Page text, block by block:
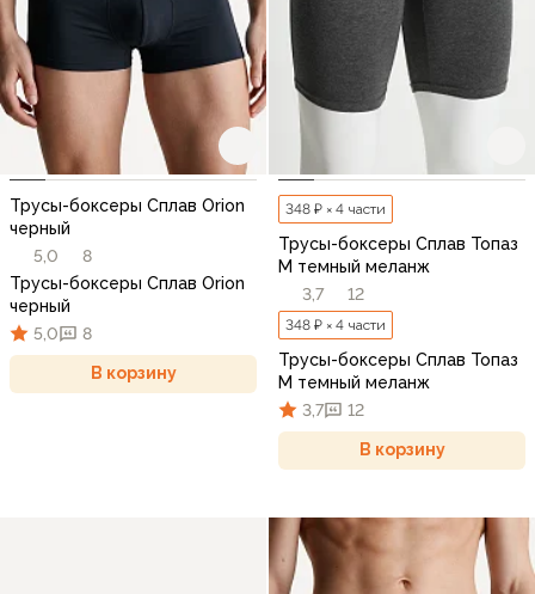
Трусы-боксеры Сплав Orion
черный
5,0
8
Трусы-боксеры Сплав Orion
черный
5,0
8
В корзину
348 ₽ × 4 части
Трусы-боксеры Сплав Топаз
М темный меланж
3,7
12
348 ₽ × 4 части
Трусы-боксеры Сплав Топаз
М темный меланж
3,7
12
В корзину